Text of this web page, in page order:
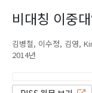
비대칭 이중
김병철 이수정 김영
2014년